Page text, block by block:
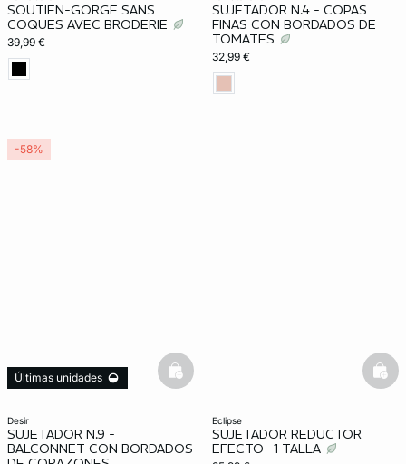
SOUTIEN-GORGE SANS
COQUES AVEC BRODERIE
39,99 €
SUJETADOR N.4 - COPAS
FINAS CON BORDADOS DE
TOMATES
32,99 €
desir
SUJETADOR N.9 -
BALCONNET CON BORDADOS
Últimas unidades
basketfull
-58%
eclipse
SUJETADOR REDUCTOR
EFECTO -1 TALLA